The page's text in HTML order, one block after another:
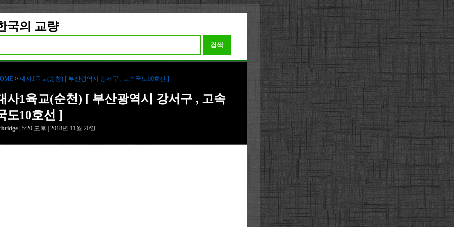
국의 교량
검색
> 대사1육교(순천) [ 부산광역시 강서구 , 고속국도10호선 ]
사1육교(순천) [ 부산광역시 강서구 , 고속
도10호선 ]
| 5:20 오후 | 2018년 11월 20일